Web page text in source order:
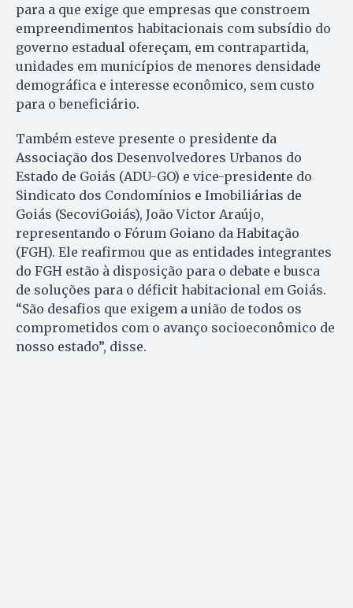
para a que exige que empresas que constroem
empreendimentos habitacionais com subsídio do
governo estadual ofereçam, em contrapartida,
unidades em municípios de menores densidade
demográfica e interesse econômico, sem custo
para o beneficiário.
Também esteve presente o presidente da
Associação dos Desenvolvedores Urbanos do
Estado de Goiás (ADU-GO) e vice-presidente do
Sindicato dos Condomínios e Imobiliárias de
Goiás (SecoviGoiás), João Victor Araújo,
representando o Fórum Goiano da Habitação
(FGH). Ele reafirmou que as entidades integrantes
do FGH estão à disposição para o debate e busca
de soluções para o déficit habitacional em Goiás.
“São desafios que exigem a união de todos os
comprometidos com o avanço socioeconômico de
nosso estado”, disse.